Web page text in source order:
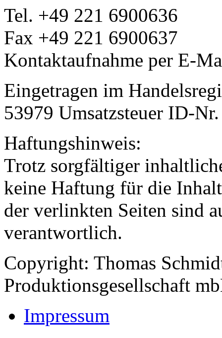
Tel. +49 221 6900636
Fax +49 221 6900637
Kontaktaufnahme per E-
Eingetragen im
53979 Umsatzsteuer ID-
Haftungshinweis:
Trotz sorgfältiger
keine Haftung für die
der verlinkten Seiten sind
verantwortlich.
Copyright: Thomas
Produktionsgesellschaft
Impressum